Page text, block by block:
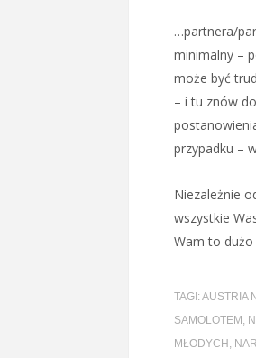
…partnera/
minimalny –
może być
– i tu znów
przypadku –
Niezależnie
wszystkie
Wam to dużo
TAGI: AUSTRIA
SAMOLOTEM,
MŁODYCH,